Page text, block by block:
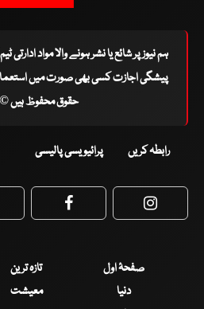
ہم نیوز پر شائع یا نشر ہونے والا مواد
پیشگی اجازت کسی بھی صورت میں
حقوق محفوظ ہیں © 2026
رابطہ کریں پرائیویسی پالیسی
Facebook
صفحۂ اول تازہ ترین
دنیا
معیشت